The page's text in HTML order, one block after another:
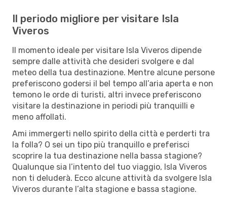
Il periodo migliore per visitare Isla
Viveros
Il momento ideale per visitare Isla Viveros dipende
sempre dalle attività che desideri svolgere e dal
meteo della tua destinazione. Mentre alcune persone
preferiscono godersi il bel tempo all’aria aperta e non
temono le orde di turisti, altri invece preferiscono
visitare la destinazione in periodi più tranquilli e
meno affollati.
Ami immergerti nello spirito della città e perderti tra
la folla? O sei un tipo più tranquillo e preferisci
scoprire la tua destinazione nella bassa stagione?
Qualunque sia l’intento del tuo viaggio, Isla Viveros
non ti deluderà. Ecco alcune attività da svolgere Isla
Viveros durante l’alta stagione e bassa stagione.